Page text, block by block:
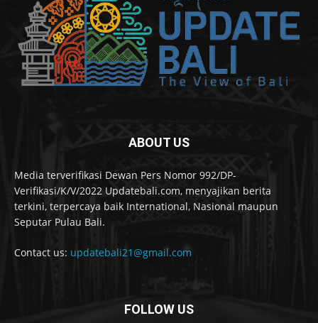
ABOUT US
Media terverifikasi Dewan Pers Nomor 992/DP-
Verifikasi/K/V/2022 Updatebali.com, menyajikan berita
terkini, terpercaya baik International, Nasional maupun
Seputar Pulau Bali.
Contact us: updatebali21@gmail.com
FOLLOW US